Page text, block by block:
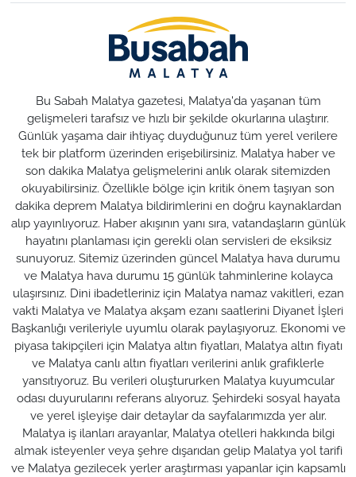
Bu Sabah Malatya gazetesi, Malatya'da yaşanan tüm
gelişmeleri tarafsız ve hızlı bir şekilde okurlarına ulaştırır.
Günlük yaşama dair ihtiyaç duyduğunuz tüm yerel verilere
tek bir platform üzerinden erişebilirsiniz. Malatya haber ve
son dakika Malatya gelişmelerini anlık olarak sitemizden
okuyabilirsiniz. Özellikle bölge için kritik önem taşıyan son
dakika deprem Malatya bildirimlerini en doğru kaynaklardan
alıp yayınlıyoruz. Haber akışının yanı sıra, vatandaşların günlük
hayatını planlaması için gerekli olan servisleri de eksiksiz
sunuyoruz. Sitemiz üzerinden güncel Malatya hava durumu
ve Malatya hava durumu 15 günlük tahminlerine kolayca
ulaşırsınız. Dini ibadetleriniz için Malatya namaz vakitleri, ezan
vakti Malatya ve Malatya akşam ezanı saatlerini Diyanet İşleri
Başkanlığı verileriyle uyumlu olarak paylaşıyoruz. Ekonomi ve
piyasa takipçileri için Malatya altın fiyatları, Malatya altın fiyatı
ve Malatya canlı altın fiyatları verilerini anlık grafiklerle
yansıtıyoruz. Bu verileri oluştururken Malatya kuyumcular
odası duyurularını referans alıyoruz. Şehirdeki sosyal hayata
ve yerel işleyişe dair detaylar da sayfalarımızda yer alır.
Malatya iş ilanları arayanlar, Malatya otelleri hakkında bilgi
almak isteyenler veya şehre dışarıdan gelip Malatya yol tarifi
ve Malatya gezilecek yerler araştırması yapanlar için kapsamlı